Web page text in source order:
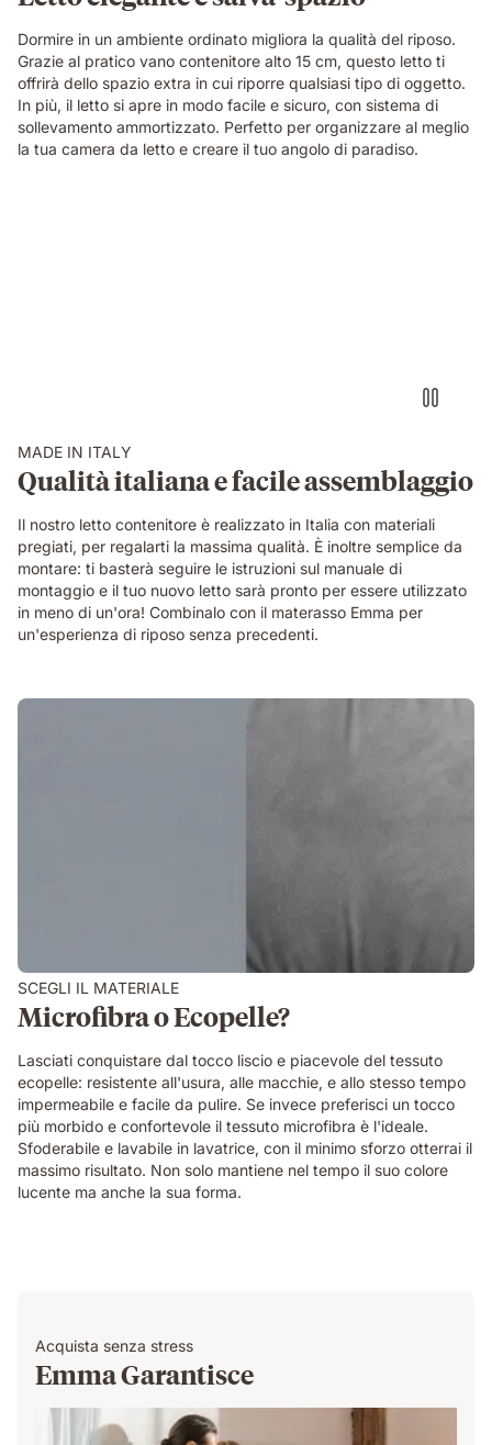
Dormire in un ambiente ordinato migliora la qualità del riposo.
Grazie al pratico vano contenitore alto 15 cm, questo letto ti
offrirà dello spazio extra in cui riporre qualsiasi tipo di oggetto.
In più, il letto si apre in modo facile e sicuro, con sistema di
sollevamento ammortizzato. Perfetto per organizzare al meglio
la tua camera da letto e creare il tuo angolo di paradiso.
MADE IN ITALY
Qualità italiana e facile assemblaggio
Il nostro letto contenitore è realizzato in Italia con materiali
pregiati, per regalarti la massima qualità. È inoltre semplice da
montare: ti basterà seguire le istruzioni sul manuale di
montaggio e il tuo nuovo letto sarà pronto per essere utilizzato
in meno di un'ora! Combinalo con il materasso Emma per
un'esperienza di riposo senza precedenti.
SCEGLI IL MATERIALE
Microfibra o Ecopelle?
Lasciati conquistare dal tocco liscio e piacevole del tessuto
ecopelle: resistente all'usura, alle macchie, e allo stesso tempo
impermeabile e facile da pulire. Se invece preferisci un tocco
più morbido e confortevole il tessuto microfibra è l'ideale.
Sfoderabile e lavabile in lavatrice, con il minimo sforzo otterrai il
massimo risultato. Non solo mantiene nel tempo il suo colore
lucente ma anche la sua forma.
Acquista senza stress
Emma Garantisce